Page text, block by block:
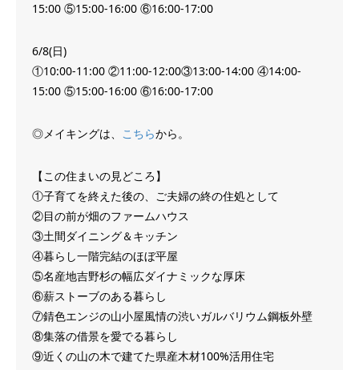
15:00‬ ⑤‪15:00-16:00‬ ⑥‪16:00-17:00
6/8(日)
①‪10:00-11:00‬ ②‪11:00-12:00‬③‪13:00-14:00‬ ④‪14:00-
15:00‬ ⑤‪15:00-16:00‬ ⑥‪16:00-17:00
◎メイキングは、 こちらから。
【この住まいの見どころ】
①子育てを終えた後の、ご夫婦の終の住処として
②目の前が畑のファームハウス
③土間ダイニング＆キッチン
④暮らし一階完結のほぼ平屋
⑤名産地吉野杉の幅広ダイナミックな厚床
⑥薪ストーブのある暮らし
⑦錆色エンジの山小屋風情の渋いガルバリウム鋼板外壁
⑧集落の借景を愛でる暮らし
⑨近くの山の木で建てた‪県産木材100‬%活用住宅